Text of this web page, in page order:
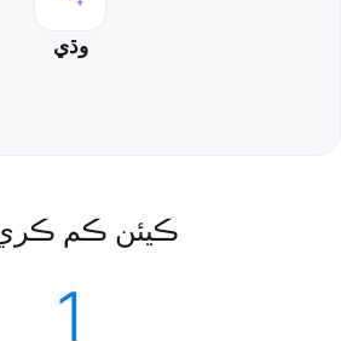
وڌي
ڪيئن ڪم
1